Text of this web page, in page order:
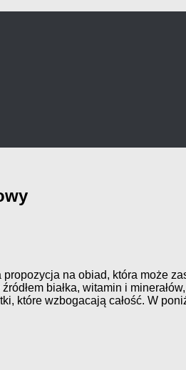
na obiad, która może
białka, witamin i
które wzbogacają całość. W